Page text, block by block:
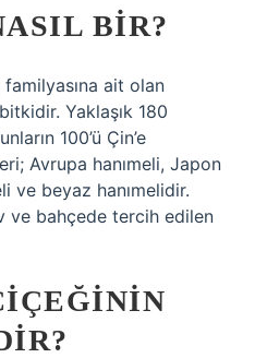
BIR?
ait olan
Yaklaşık 180
100’ü Çin’e
Avrupa hanımeli, Japon
ve beyaz hanımelidir.
ve bahçede tercih edilen